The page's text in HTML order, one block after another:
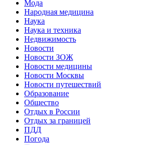
Мода
Народная медицина
Наука
Наука и техника
Недвижимость
Новости
Новости ЗОЖ
Новости медицины
Новости Москвы
Новости путешествий
Образование
Общество
Отдых в России
Отдых за границей
ПДД
Погода